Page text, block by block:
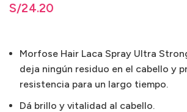
S/24.20
Morfose Hair Laca Spray Ultra
deja ningún residuo en el cabello y
resistencia para un largo tiempo.
Dá brillo y vitalidad al cabello.